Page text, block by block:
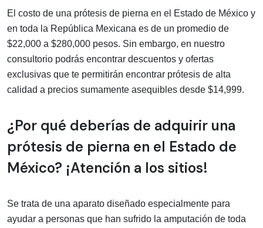
El costo de una prótesis de pierna en el Estado de México y
en toda la República Mexicana es de un promedio de
$22,000 a $280,000 pesos. Sin embargo, en nuestro
consultorio podrás encontrar descuentos y ofertas
exclusivas que te permitirán encontrar prótesis de alta
calidad a precios sumamente asequibles desde $14,999.
¿Por qué deberías de adquirir una
prótesis de pierna en el Estado de
México? ¡Atención a los sitios!
Se trata de una aparato diseñado especialmente para
ayudar a personas que han sufrido la amputación de toda